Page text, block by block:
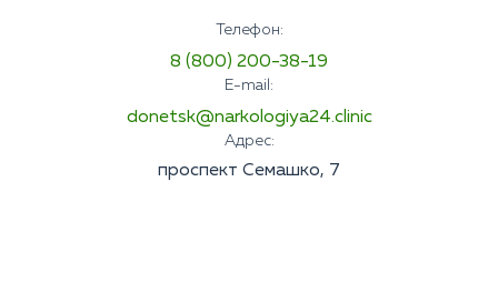
Телефон:
8 (800) 200-38-19
E-mail:
donetsk@narkologiya24.clinic
Адрес:
проспект Семашко, 7